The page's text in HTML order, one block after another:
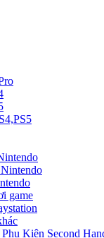
game
Kiện Second